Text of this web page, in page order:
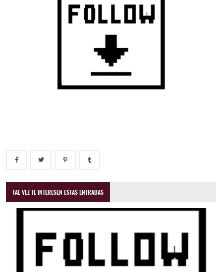
TAL VEZ TE INTERESEN ESTAS ENTRADAS